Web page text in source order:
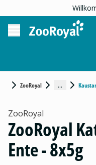
ZooRoyal ...
ZooRoyal
ZooRoyal
Ente - 8x5g